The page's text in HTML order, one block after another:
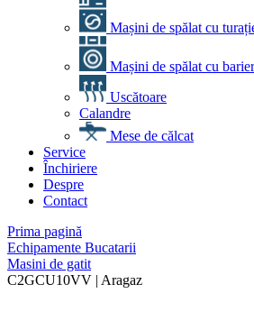
Mașini de spălat cu
Mașini de spălat cu
Uscătoare
Calandre
Mese de călcat
Service
Închiriere
Despre
Contact
Prima pagină
Echipamente Bucatarii
Masini de gatit
C2GCU10VV | Aragaz